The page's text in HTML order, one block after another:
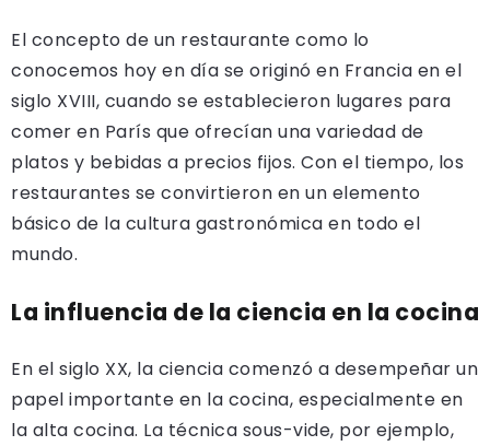
El concepto de un restaurante como lo
conocemos hoy en día se originó en Francia en el
siglo XVIII, cuando se establecieron lugares para
comer en París que ofrecían una variedad de
platos y bebidas a precios fijos. Con el tiempo, los
restaurantes se convirtieron en un elemento
básico de la cultura gastronómica en todo el
mundo.
La influencia de la ciencia en la cocina
En el siglo XX, la ciencia comenzó a desempeñar un
papel importante en la cocina, especialmente en
la alta cocina. La técnica sous-vide, por ejemplo,